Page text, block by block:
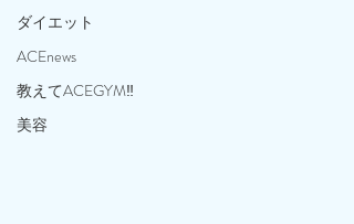
ダイエット
ACEnews
教えてACEGYM‼️
美容